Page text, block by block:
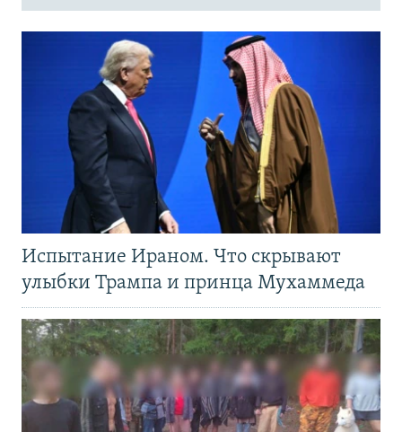
Испытание Ираном. Что скрывают
улыбки Трампа и принца Мухаммеда